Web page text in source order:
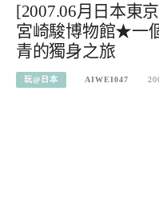
[2007.06月日本東
宮崎駿博物館★一
青的獨身之旅
玩@日本 AIWEI047